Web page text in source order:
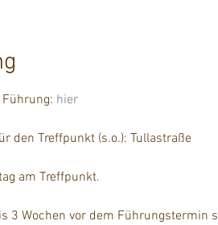
hier
den Treffpunkt (s.o.): Tullastraße
am Treffpunkt.
3 Wochen vor dem Führungstermin